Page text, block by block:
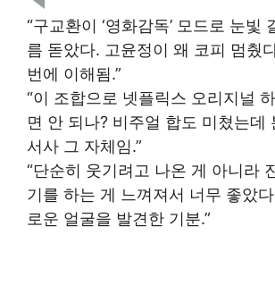
“구교환이 ‘영화감독’ 모드로 눈빛
름 돋았다. 고윤정이 왜 코피 멈췄
번에 이해됨.”
“이 조합으로 넷플릭스 오리지널
면 안 되나? 비주얼 합도 미쳤는데
서사 그 자체임.”
“단순히 웃기려고 나온 게 아니라
기를 하는 게 느껴져서 너무 좋았
로운 얼굴을 발견한 기분.”